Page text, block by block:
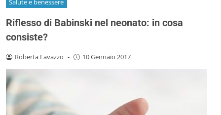
Salute e benessere
Riflesso di Babinski nel neonato: in cosa
consiste?
Roberta Favazzo - 10 Gennaio 2017